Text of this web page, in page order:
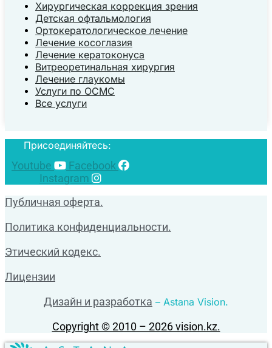
Хирургическая коррекция зрения
Детская офтальмология
Ортокератологическое лечение
Лечение косоглазия
Лечение кератоконуса
Витреоретинальная хирургия
Лечение глаукомы
Услуги по ОСМС
Все услуги
Присоединяйтесь:
Youtube
Facebook
Instagram
Публичная оферта.
Политика конфиденциальности.
Этический кодекс.
Лицензии
Дизайн и разработка – Astana Vision.
Copyright © 2010 – 2026 vision.kz.